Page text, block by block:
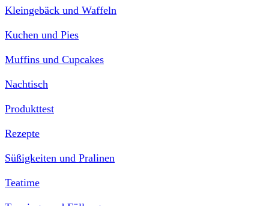
Kleingebäck und Waffeln
Kuchen und Pies
Muffins und Cupcakes
Nachtisch
Produkttest
Rezepte
Süßigkeiten und Pralinen
Teatime